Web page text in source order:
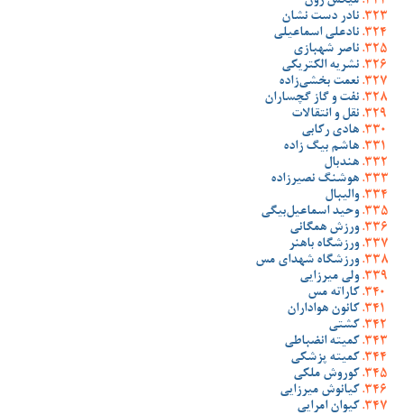
نادر دست نشان
نادعلی اسماعیلی
ناصر شهبازی
نشریه الکتریکی
نعمت بخشی‌زاده
نفت و گاز گچساران
نقل و انتقالات
هادی رکابی
هاشم بیگ زاده
هندبال
هوشنگ نصیرزاده
والیبال
وحید اسماعیل‌بیگی
ورزش همگانی
ورزشگاه باهنر
ورزشگاه شهدای مس
ولی میرزایی
کاراته مس
کانون هواداران
کشتی
کمیته انضباطی
کمیته پزشکی
کوروش ملکی
کیانوش میرزایی
کیوان امرایی